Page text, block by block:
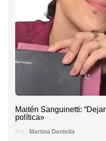
Maitén Sanguinetti:
política»
Por: Martina Dentella